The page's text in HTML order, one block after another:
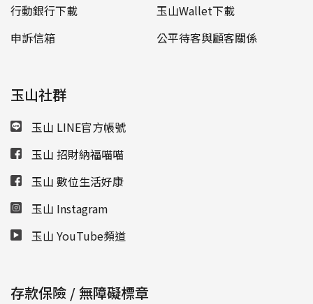
行動銀行下載
玉山Wallet下載
申訴信箱
公平待客與顧客關係
玉山社群
玉山 LINE官方帳號
玉山 招財納福喵喵
玉山 數位生活好康
玉山 Instagram
玉山 YouTube頻道
存款保險 / 無障礙標章